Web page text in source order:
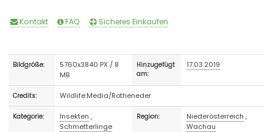
Kontakt FAQ Sicheres Einkaufen
Bildgröße:
5760x3840 PX / 8
MB
Hinzugefügt
am:
17.03.2019
Credits: Wildlife.Media/Rotheneder
Kategorie: Insekten ,
Schmetterlinge
Region: Niederösterreich ,
Wachau